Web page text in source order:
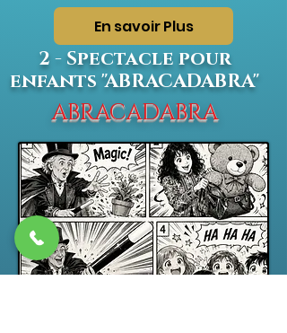
En savoir Plus
2 - Spectacle pour
enfants "ABRACADABRA"
ABRACADABRA